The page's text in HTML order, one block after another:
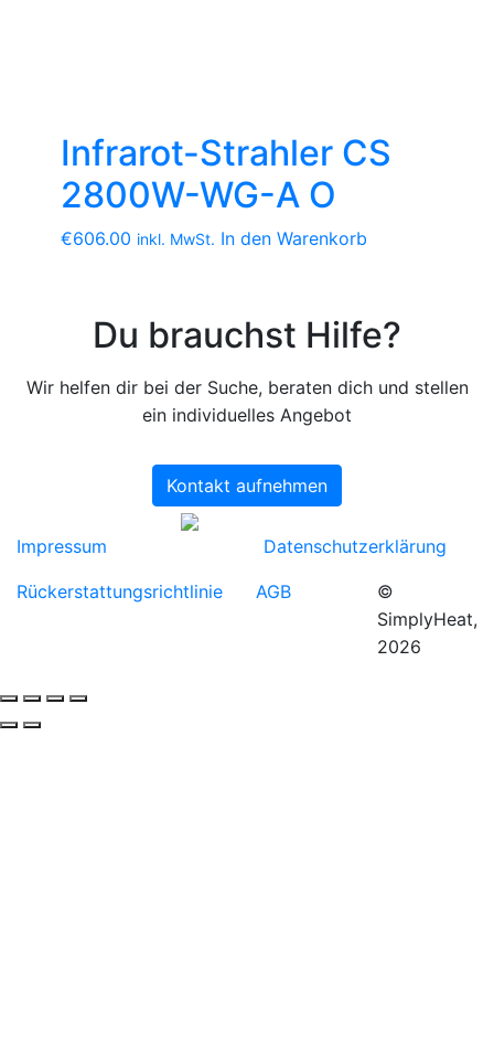
Infrarot-Strahler CS
2800W-WG-A O
€606.00 inkl. MwSt. In den Warenkorb
Du brauchst Hilfe?
Wir helfen dir bei der Suche, beraten dich und stellen
ein individuelles Angebot
Kontakt aufnehmen
Impressum Datenschutzerklärung
Rückerstattungsrichtlinie AGB
©
SimplyHeat,
2026